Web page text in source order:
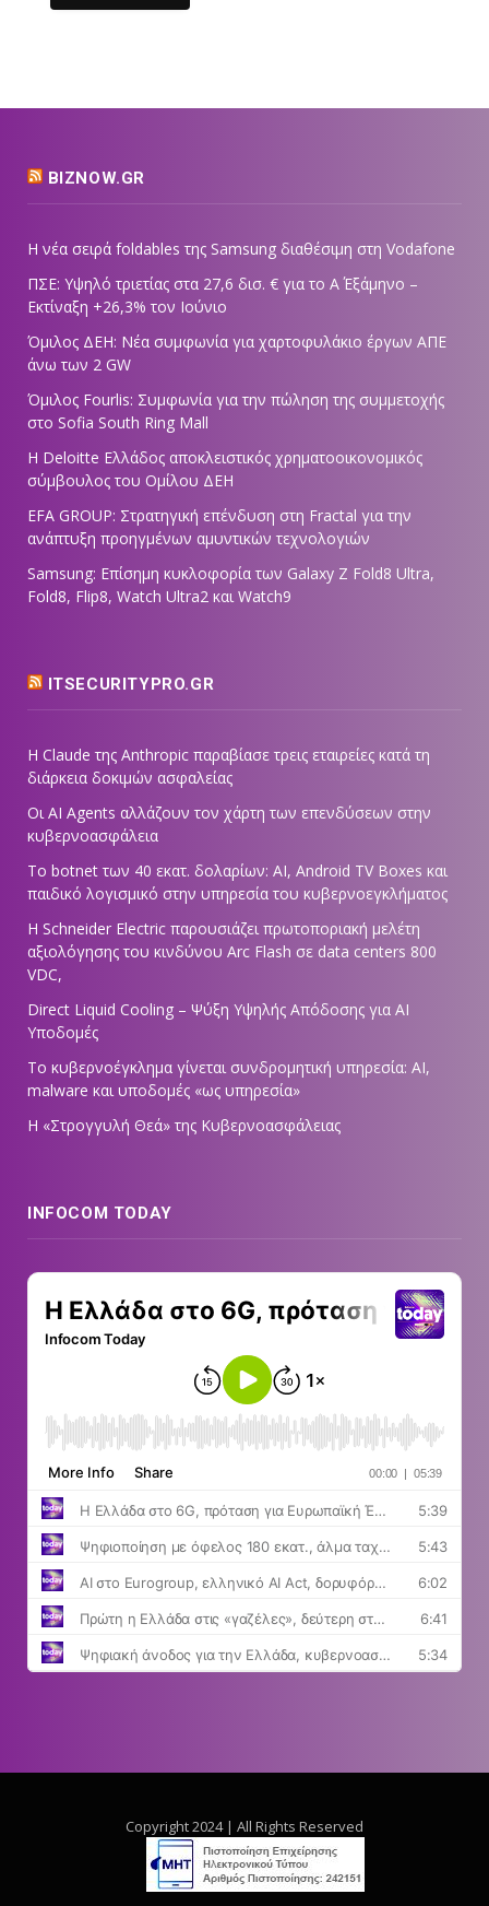
BIZNOW.GR
Η νέα σειρά foldables της Samsung διαθέσιμη στη Vodafone
ΠΣΕ: Υψηλό τριετίας στα 27,6 δισ. € για το Α΄ Εξάμηνο –
Εκτίναξη +26,3% τον Ιούνιο
Όμιλος ΔΕΗ: Νέα συμφωνία για χαρτοφυλάκιο έργων ΑΠΕ
άνω των 2 GW
Όμιλος Fourlis: Συμφωνία για την πώληση της συμμετοχής
στο Sofia South Ring Mall
Η Deloitte Ελλάδος αποκλειστικός χρηματοοικονομικός
σύμβουλος του Ομίλου ΔΕΗ
EFA GROUP: Στρατηγική επένδυση στη Fractal για την
ανάπτυξη προηγμένων αμυντικών τεχνολογιών
Samsung: Επίσημη κυκλοφορία των Galaxy Z Fold8 Ultra,
Fold8, Flip8, Watch Ultra2 και Watch9
ITSECURITYPRO.GR
Η Claude της Anthropic παραβίασε τρεις εταιρείες κατά τη
διάρκεια δοκιμών ασφαλείας
Οι AI Agents αλλάζουν τον χάρτη των επενδύσεων στην
κυβερνοασφάλεια
Το botnet των 40 εκατ. δολαρίων: AI, Android TV Boxes και
παιδικό λογισμικό στην υπηρεσία του κυβερνοεγκλήματος
Η Schneider Electric παρουσιάζει πρωτοποριακή μελέτη
αξιολόγησης του κινδύνου Arc Flash σε data centers 800
VDC,
Direct Liquid Cooling – Ψύξη Υψηλής Απόδοσης για AI
Υποδομές
Το κυβερνοέγκλημα γίνεται συνδρομητική υπηρεσία: AI,
malware και υποδομές «ως υπηρεσία»
Η «Στρογγυλή Θεά» της Κυβερνοασφάλειας
INFOCOM TODAY
Copyright 2024 | All Rights Reserved